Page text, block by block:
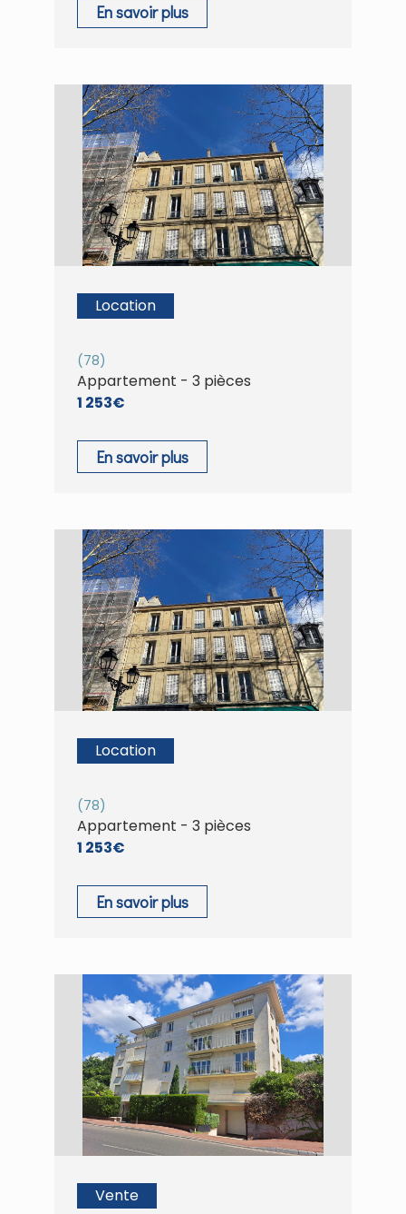
En savoir plus
Location
(78)
Appartement - 3 pièces
1 253€
En savoir plus
Location
(78)
Appartement - 3 pièces
1 253€
En savoir plus
Vente